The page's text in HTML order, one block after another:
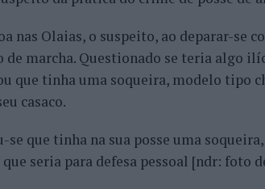
nas Olaias, o suspeito, ao deparar-se
marcha. Questionado se teria algo
que tinha uma soqueira, modelo tipo
casaco.
que tinha na sua posse uma
seria para defesa pessoal [ndr: foto